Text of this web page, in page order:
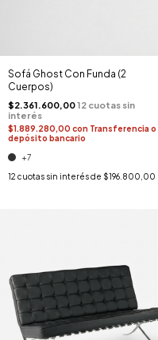
Sofá Ghost Con Funda (2
Cuerpos)
$2.361.600,00
$1.889.280,00 con Transferencia o
depósito bancario
+7
12 cuotas sin interés de $196.800,00